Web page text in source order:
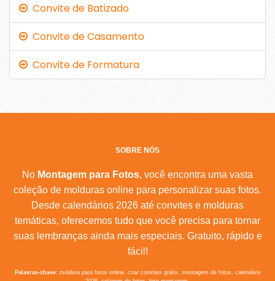
Convite de Batizado
Convite de Casamento
Convite de Formatura
SOBRE NÓS
No Montagem para Fotos, você encontra uma vasta
coleção de molduras online para personalizar suas fotos.
Desde calendários 2026 até convites e molduras
temáticas, oferecemos tudo que você precisa para tornar
suas lembranças ainda mais especiais. Gratuito, rápido e
fácil!
Palavras-chave:moldura para fotos online, criar convites grátis, montagem de fotos, calendário